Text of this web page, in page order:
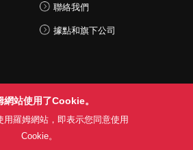
聯絡我們
據點和旗下公司
網站使用了Cookie。
用羅姆網站，即表示您同意使用
Cookie。